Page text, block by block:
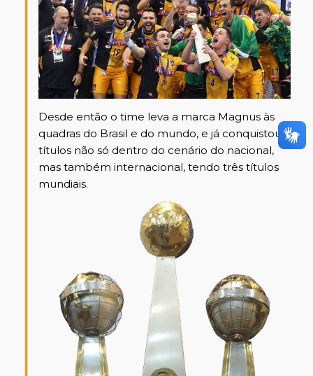
Desde então o time leva a marca Magnus às
quadras do Brasil e do mundo, e já conquistou
títulos não só dentro do cenário do nacional,
mas também internacional, tendo três títulos
mundiais.